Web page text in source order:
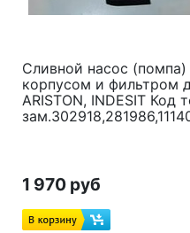
Сливной насос (помпа)
корпусом и фильтром
ARISTON, INDESIT Код
1 970 руб